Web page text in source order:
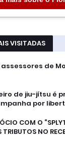
VISITADAS
de
de jiu-jítsu é
por
COM O
NO